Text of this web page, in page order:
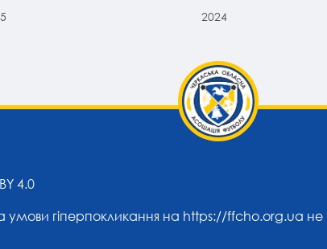
2024
4.0
умови гіперпокликання на https://ffcho.org.ua не